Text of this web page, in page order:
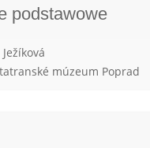
podstawowe
múzeum Poprad